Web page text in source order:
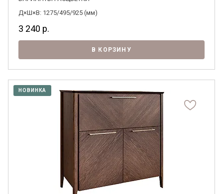
Я ознакомлен сПолитикой
Д×Ш×В: 1275/495/925 (мм)
3 240 р.
В КОРЗИНУ
НОВИНКА